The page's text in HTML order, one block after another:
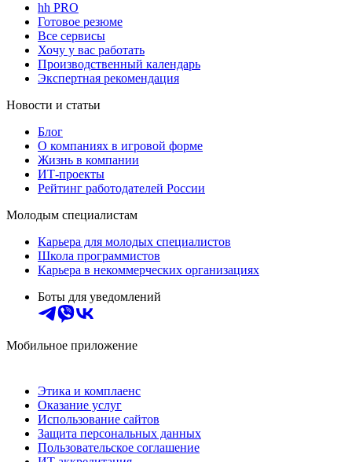
hh PRO
Готовое резюме
Все сервисы
Хочу у вас работать
Производственный календарь
Экспертная рекомендация
Новости и статьи
Блог
О компаниях в игровой форме
Жизнь в компании
ИТ-проекты
Рейтинг работодателей России
Молодым специалистам
Карьера для молодых специалистов
Школа программистов
Карьера в некоммерческих организациях
Боты для уведомлений
Мобильное приложение
Этика и комплаенс
Оказание услуг
Использование сайтов
Защита персональных данных
Пользовательское соглашение